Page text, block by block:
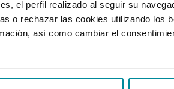
el perfil realizado al seguir su
o rechazar las cookies utilizando los
así como cambiar el